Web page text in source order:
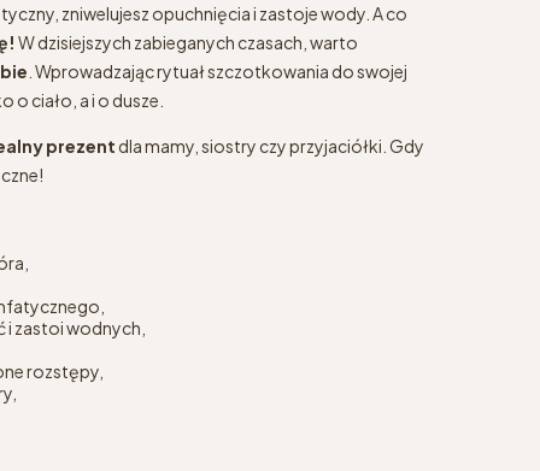
zniwelujesz opuchnięcia i zastoje wody. A co
W dzisiejszych zabieganych czasach, warto
. Wprowadzając rytuał szczotkowania do swojej
o ciało, a i o dusze.
prezent dla mamy, siostry czy przyjaciółki. Gdy
i zastoi wodnych,
rozstępy,